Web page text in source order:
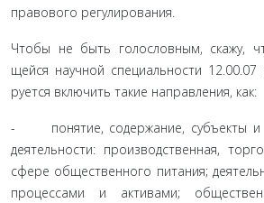
правового регулирования.
Чтобы не быть голословным, скажу,
щейся научной специальности
руется включить такие направления, как:
- понятие, содержание, субъекты и
деятельности: производственная,
сфере общественного питания;
процессами и активами;